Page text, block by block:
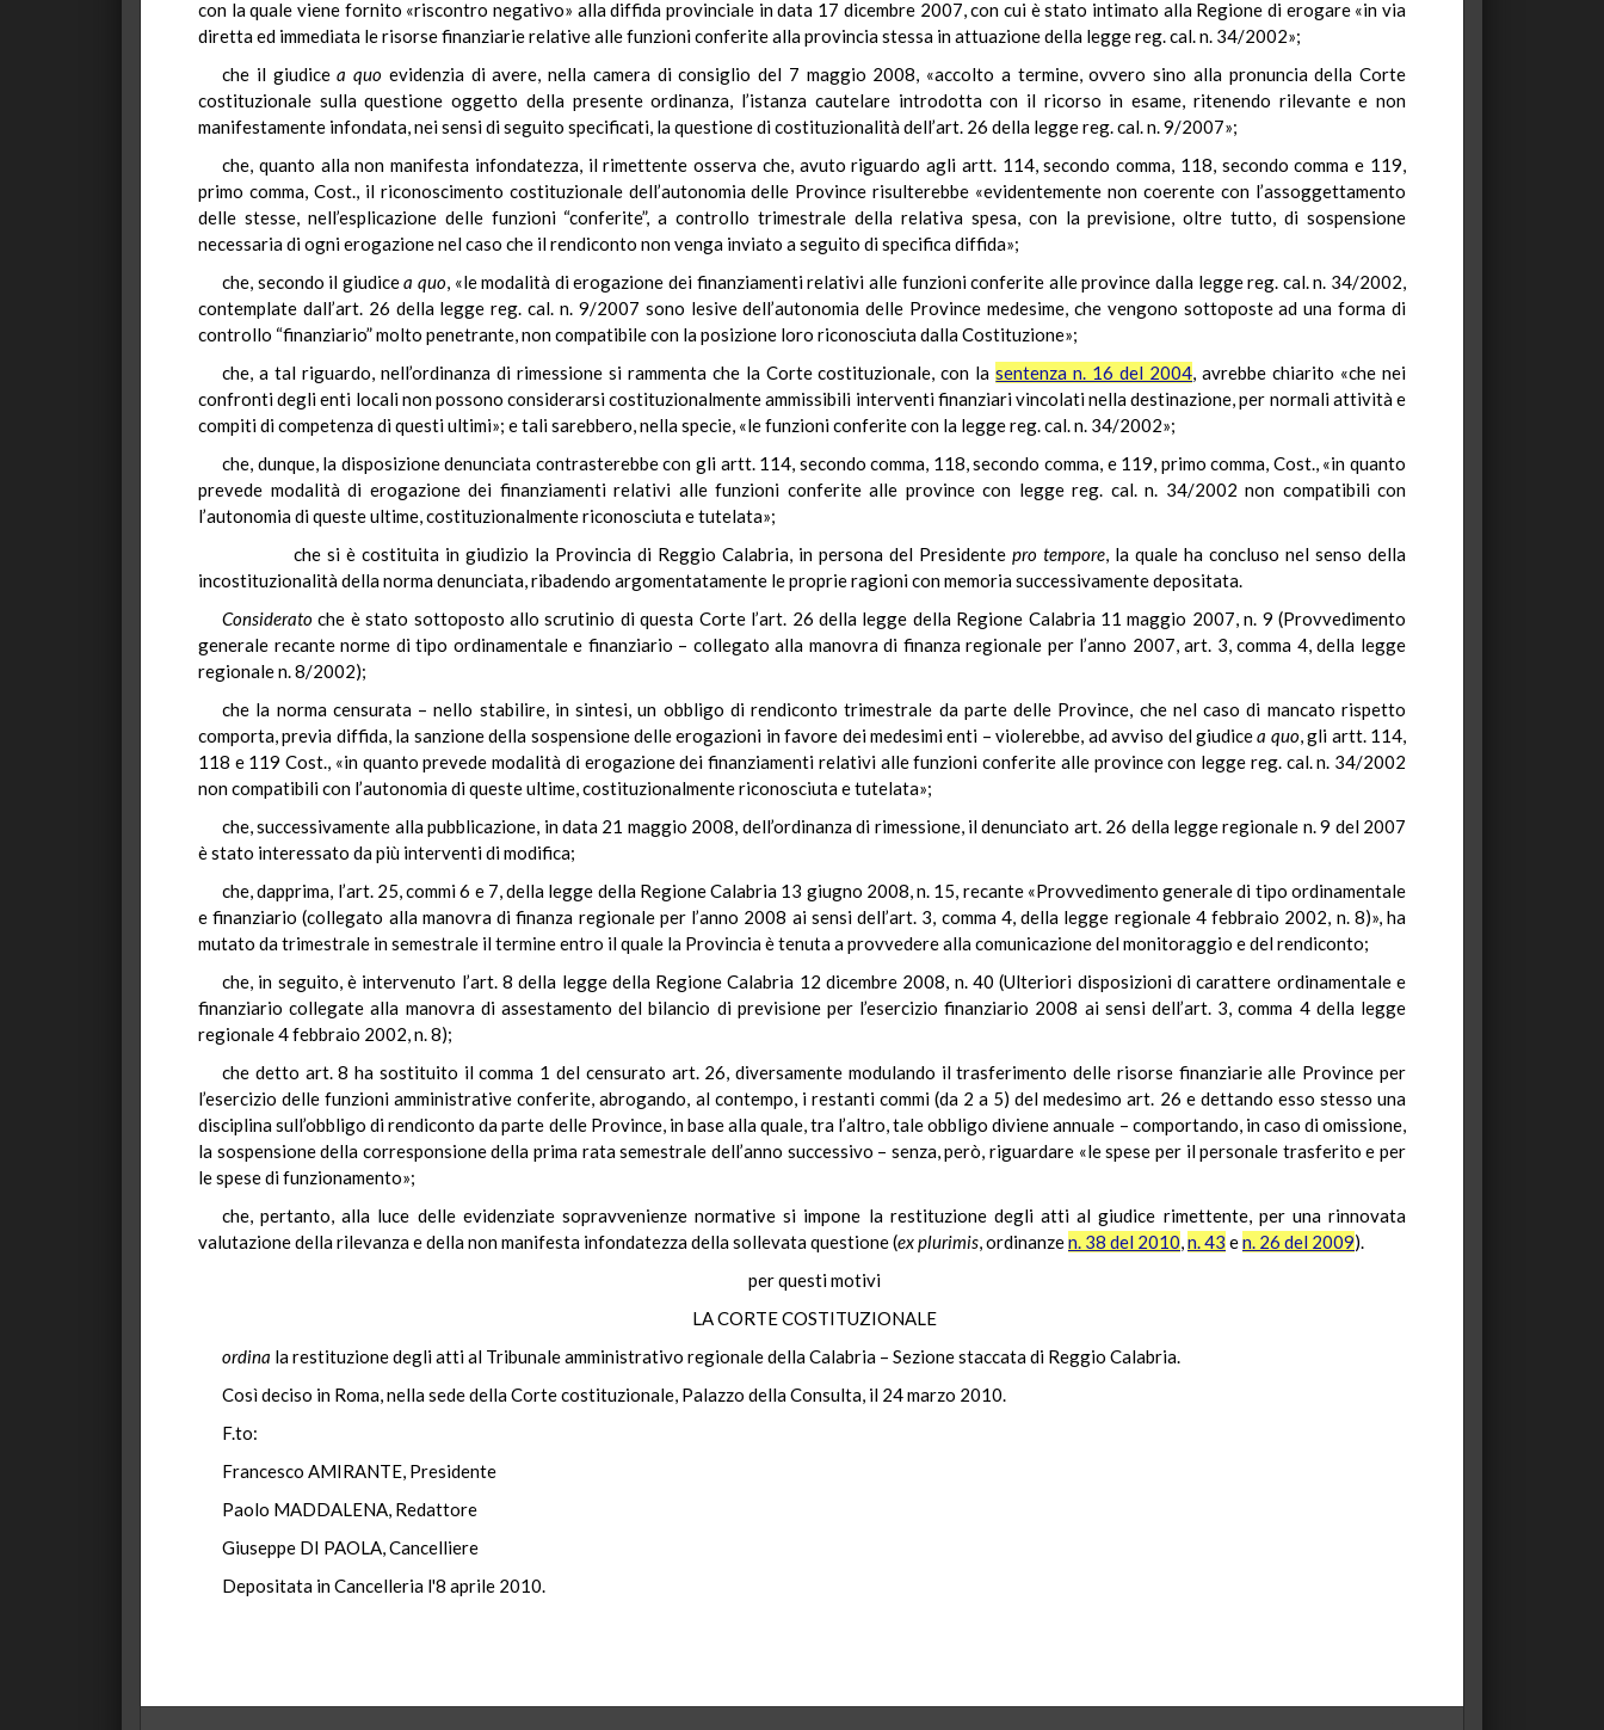
con la quale viene fornito «riscontro negativo» alla diffida provinciale in data 17 dicembre 2007, con cui è stato intimato alla Regione di erogare «in via
diretta ed immediata le risorse finanziarie relative alle funzioni conferite alla provincia stessa in attuazione della legge reg. cal. n. 34/2002»;
che il giudicea quo evidenzia di avere, nella camera di consiglio del 7 maggio 2008, «accolto a termine, ovvero sino alla pronuncia della Corte
costituzionale sulla questione oggetto della presente ordinanza, l’istanza cautelare introdotta con il ricorso in esame, ritenendo rilevante e non
manifestamente infondata, nei sensi di seguito specificati, la questione di costituzionalità dell’art. 26 della legge reg. cal. n. 9/2007»;
che, quanto alla non manifesta infondatezza, il rimettente osserva che, avuto riguardo agli artt. 114, secondo comma, 118, secondo comma e 119,
primo comma, Cost., il riconoscimento costituzionale dell’autonomia delle Province risulterebbe «evidentemente non coerente con l’assoggettamento
delle stesse, nell’esplicazione delle funzioni “conferite”, a controllo trimestrale della relativa spesa, con la previsione, oltre tutto, di sospensione
necessaria di ogni erogazione nel caso che il rendiconto non venga inviato a seguito di specifica diffida»;
che, secondo il giudicea quo, «le modalità di erogazione dei finanziamenti relativi alle funzioni conferite alle province dalla legge reg. cal. n. 34/2002,
contemplate dall’art. 26 della legge reg. cal. n. 9/2007 sono lesive dell’autonomia delle Province medesime, che vengono sottoposte ad una forma di
controllo “finanziario” molto penetrante, non compatibile con la posizione loro riconosciuta dalla Costituzione»;
che, a tal riguardo, nell’ordinanza di rimessione si rammenta che la Corte costituzionale, con lasentenza n. 16 del 2004, avrebbe chiarito «che nei
confronti degli enti locali non possono considerarsi costituzionalmente ammissibili interventi finanziari vincolati nella destinazione, per normali attività e
compiti di competenza di questi ultimi»; e tali sarebbero, nella specie, «le funzioni conferite con la legge reg. cal. n. 34/2002»;
che, dunque, la disposizione denunciata contrasterebbe con gli artt. 114, secondo comma, 118, secondo comma, e 119, primo comma, Cost., «in quanto
prevede modalità di erogazione dei finanziamenti relativi alle funzioni conferite alle province con legge reg. cal. n. 34/2002 non compatibili con
l’autonomia di queste ultime, costituzionalmente riconosciuta e tutelata»;
che si è costituita in giudizio la Provincia di Reggio Calabria, in persona del Presidente pro tempore, la quale ha concluso nel senso della
incostituzionalità della norma denunciata, ribadendo argomentatamente le proprie ragioni con memoria successivamente depositata.
Considerato che è stato sottoposto allo scrutinio di questa Corte l’art. 26 della legge della Regione Calabria 11 maggio 2007, n. 9 (Provvedimento
generale recante norme di tipo ordinamentale e finanziario – collegato alla manovra di finanza regionale per l’anno 2007, art. 3, comma 4, della legge
regionale n. 8/2002);
che la norma censurata – nello stabilire, in sintesi, un obbligo di rendiconto trimestrale da parte delle Province, che nel caso di mancato rispetto
comporta, previa diffida, la sanzione della sospensione delle erogazioni in favore dei medesimi enti – violerebbe, ad avviso del giudicea quo, gli artt. 114,
118 e 119 Cost., «in quanto prevede modalità di erogazione dei finanziamenti relativi alle funzioni conferite alle province con legge reg. cal. n. 34/2002
non compatibili con l’autonomia di queste ultime, costituzionalmente riconosciuta e tutelata»;
che, successivamente alla pubblicazione, in data 21 maggio 2008, dell’ordinanza di rimessione, il denunciato art. 26 della legge regionale n. 9 del 2007
è stato interessato da più interventi di modifica;
che, dapprima, l’art. 25, commi 6 e 7, della legge della Regione Calabria 13 giugno 2008, n. 15, recante «Provvedimento generale di tipo ordinamentale
e finanziario (collegato alla manovra di finanza regionale per l’anno 2008 ai sensi dell’art. 3, comma 4, della legge regionale 4 febbraio 2002, n. 8)», ha
mutato da trimestrale in semestrale il termine entro il quale la Provincia è tenuta a provvedere alla comunicazione del monitoraggio e del rendiconto;
che, in seguito, è intervenuto l’art. 8 della legge della Regione Calabria 12 dicembre 2008, n. 40 (Ulteriori disposizioni di carattere ordinamentale e
finanziario collegate alla manovra di assestamento del bilancio di previsione per l’esercizio finanziario 2008 ai sensi dell’art. 3, comma 4 della legge
regionale 4 febbraio 2002, n. 8);
che detto art. 8 ha sostituito il comma 1 del censurato art. 26, diversamente modulando il trasferimento delle risorse finanziarie alle Province per
l’esercizio delle funzioni amministrative conferite, abrogando, al contempo, i restanti commi (da 2 a 5) del medesimo art. 26 e dettando esso stesso una
disciplina sull’obbligo di rendiconto da parte delle Province, in base alla quale, tra l’altro, tale obbligo diviene annuale – comportando, in caso di omissione,
la sospensione della corresponsione della prima rata semestrale dell’anno successivo – senza, però, riguardare «le spese per il personale trasferito e per
le spese di funzionamento»;
che, pertanto, alla luce delle evidenziate sopravvenienze normative si impone la restituzione degli atti al giudice rimettente, per una rinnovata
valutazione della rilevanza e della non manifesta infondatezza della sollevata questione (ex plurimis, ordinanzen. 38 del 2010,n. 43 en. 26 del 2009).
per questi motivi
LA CORTE COSTITUZIONALE
ordina la restituzione degli atti al Tribunale amministrativo regionale della Calabria – Sezione staccata di Reggio Calabria.
Così deciso in Roma, nella sede della Corte costituzionale, Palazzo della Consulta, il 24 marzo 2010.
F.to:
Francesco AMIRANTE, Presidente
Paolo MADDALENA, Redattore
Giuseppe DI PAOLA, Cancelliere
Depositata in Cancelleria l'8 aprile 2010.